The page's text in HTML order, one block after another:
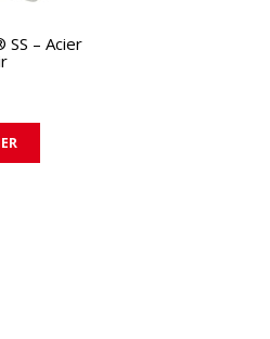
SS – Acier